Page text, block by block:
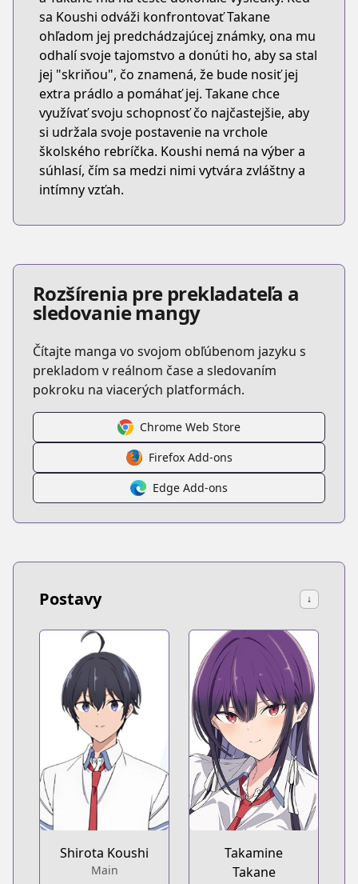
sa Koushi odváži konfrontovať Takane
ohľadom jej predchádzajúcej známky, ona mu
odhalí svoje tajomstvo a donúti ho, aby sa stal
jej "skriňou", čo znamená, že bude nosiť jej
extra prádlo a pomáhať jej. Takane chce
využívať svoju schopnosť čo najčastejšie, aby
si udržala svoje postavenie na vrchole
školského rebríčka. Koushi nemá na výber a
súhlasí, čím sa medzi nimi vytvára zvláštny a
intímny vzťah.
Rozšírenia pre prekladateľa a
sledovanie mangy
Čítajte manga vo svojom obľúbenom jazyku s
prekladom v reálnom čase a sledovaním
pokroku na viacerých platformách.
Chrome Web Store
Firefox Add-ons
Edge Add-ons
Postavy ↓
Shirota Koushi
Main
Takamine
Takane